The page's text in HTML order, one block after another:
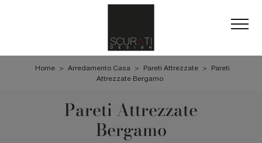
Home > Arredamento Casa > Pareti Attrezzate >
Pareti
Attrezzate Bergamo
Pareti Attrezzate
Bergamo